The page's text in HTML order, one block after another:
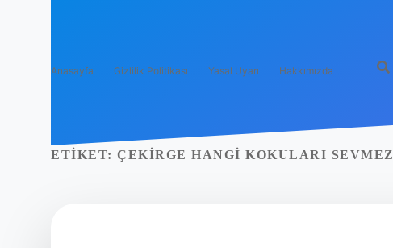
Anasayfa Gizlilik Politikası Yasal Uyarı Hakkımızda
ETIKET: ÇEKIRGE HANGI KOKULARI SEVMEZ